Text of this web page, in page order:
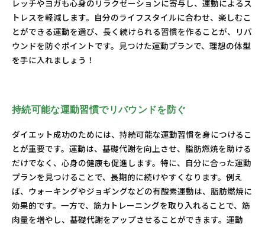
レッチやヨガも心身のリラクゼーションに寄与し、運動によるス
トレスを軽減します。自分のライフスタイルに合わせ、楽しむこ
とができる運動を選び、長く続けられる習慣を作ることが、リバ
ウンドを防ぐポイントです。見つけた運動プランで、理想の体型
を手に入れましょう！
持続可能な運動習慣でリバウンドを防ぐ
ダイエット成功のためには、持続可能な運動習慣を身につけるこ
とが重要です。運動は、基礎代謝を向上させ、脂肪燃焼を助ける
だけでなく、心身の健康も促進します。特に、自分に合った運動
プランを見つけることで、長期的に続けやすくなります。例え
ば、ウォーキングやジョギングなどの有酸素運動は、脂肪燃焼に
効果的です。一方で、筋力トレーニングを取り入れることで、筋
肉量を増やし、基礎代謝をアップさせることができます。運動